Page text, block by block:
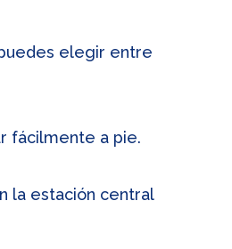
elegir entre
fácilmente a pie.
la estación central